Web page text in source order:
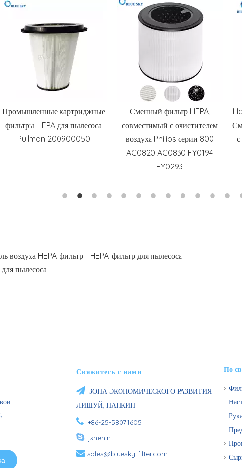
Промышленные картриджные
фильтры HEPA для пылесоса
Pullman 200900050
Сменный фильтр HEPA,
совместимый с очистителем
воздуха Philips серии 800
AC0820 AC0830 FY0194
FY0293
воздуха HEPA-фильтр
HEPA-фильтр для пылесоса
пылесоса
Свяжитесь с нами
 ЗОНА ЭКОНОМИЧЕСКОГО РАЗВИТИЯ
ЛИШУЙ, НАНКИН
 +86-25-58071605
 jshenint
 sales@bluesky-filter.com
По